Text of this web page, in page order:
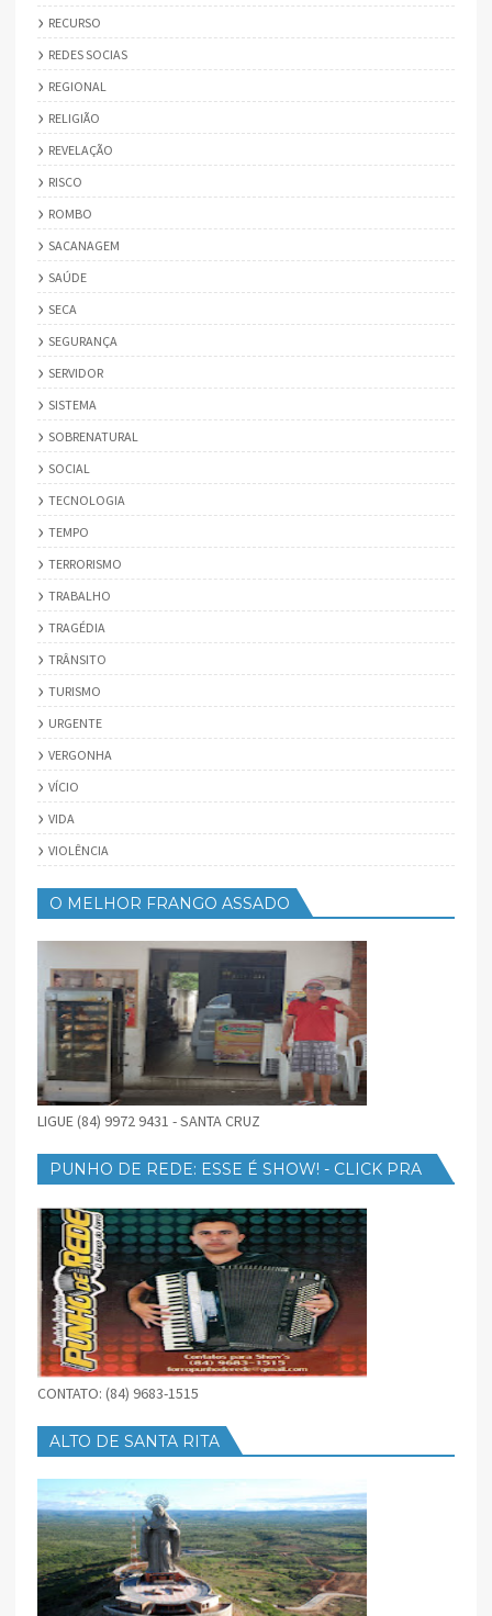
RECURSO
REDES SOCIAS
REGIONAL
RELIGIÃO
REVELAÇÃO
RISCO
ROMBO
SACANAGEM
SAÚDE
SECA
SEGURANÇA
SERVIDOR
SISTEMA
SOBRENATURAL
SOCIAL
TECNOLOGIA
TEMPO
TERRORISMO
TRABALHO
TRAGÉDIA
TRÂNSITO
TURISMO
URGENTE
VERGONHA
VÍCIO
VIDA
VIOLÊNCIA
O MELHOR FRANGO ASSADO
LIGUE (84) 9972 9431 - SANTA CRUZ
PUNHO DE REDE: ESSE É SHOW! - CLICK PRA
CONTATO: (84) 9683-1515
ALTO DE SANTA RITA